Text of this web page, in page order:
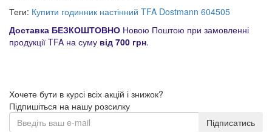
Теги: Купити годинник настінний TFA Dostmann 604505
Доставка БЕЗКОШТОВНО Новою Поштою при замовленні
продукції TFA на суму від 700 грн.
Хочете бути в курсі всіх акцій і знижок?
Підпишіться на нашу розсилку
Підписатись